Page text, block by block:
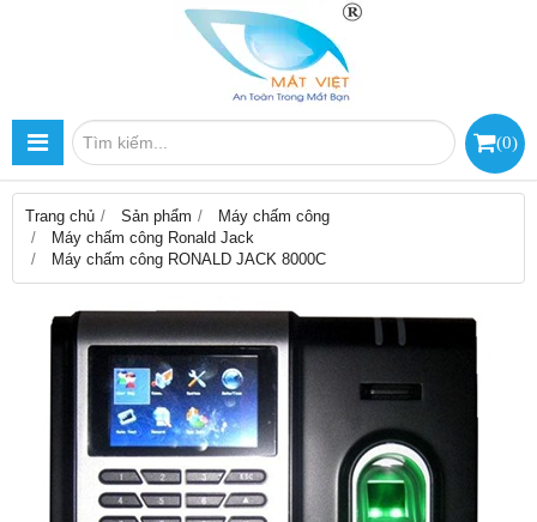
(0)
Trang chủ Sản phẩm
Máy chấm công
Máy chấm công Ronald Jack
Máy chấm công RONALD JACK 8000C